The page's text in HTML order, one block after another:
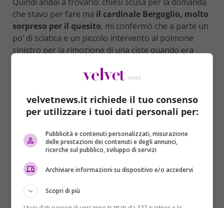
che stavo per fare ma il cardinale Bergoglio, molto
sorpreso per il quesito, mi confermò che a parte un
po’ di sciatica e un piccolo intervento al polmone
sinistro per la rimozione di una ciste quando era
velvetnews.it richiede il tuo consenso
per utilizzare i tuoi dati personali per:
Pubblicità e contenuti personalizzati, misurazione
delle prestazioni dei contenuti e degli annunci,
ricerche sul pubblico, sviluppo di servizi
Archiviare informazioni su dispositivo e/o accedervi
Scopri di più